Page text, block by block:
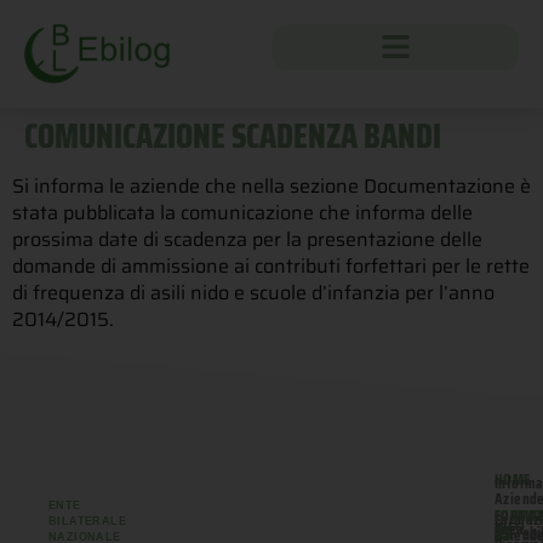
COMUNICAZIONE SCADENZA BANDI
Si informa le aziende che nella sezione Documentazione è
stata pubblicata la comunicazione che informa delle
prossima date di scadenza per la presentazione delle
domande di ammissione ai contributi forfettari per le rette
di frequenza di asili nido e scuole d’infanzia per l’anno
2014/2015.
ENTE
BILATERALE
NAZIONALE
HOME
Area
INFO